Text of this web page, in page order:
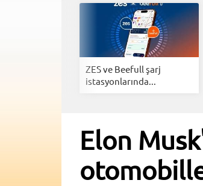
ZES ve Beefull şarj
istasyonlarında...
Elon